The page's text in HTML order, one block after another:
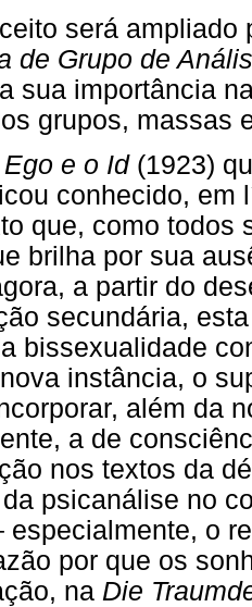
será
de Grupo de
sua importância
grupos, massas
Ego e o Id(1923)
conhecido, em
que, como todos
brilha por sua
a partir do
secundária,
bissexualidade
instância, o
além da
a de
nos textos da
psicanálise no
especialmente, o
por que os
na Die